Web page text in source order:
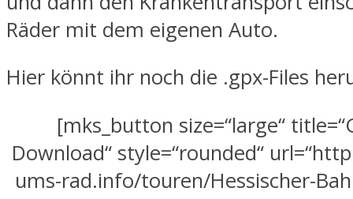
Räder mit dem eigenen Auto.
Hier könnt ihr noch die .gpx-Files
[mks_button size=“large“
Download“ style=“rounded“
ums-rad.info/touren/Hessischer-